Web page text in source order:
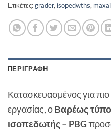
Ετικέτες:grader, isopedwths,
ΠΕΡΙΓΡΑΦΉ
Κατασκευασμένος για
εργασίας, οΒαρέως
ισοπεδωτής – PBG